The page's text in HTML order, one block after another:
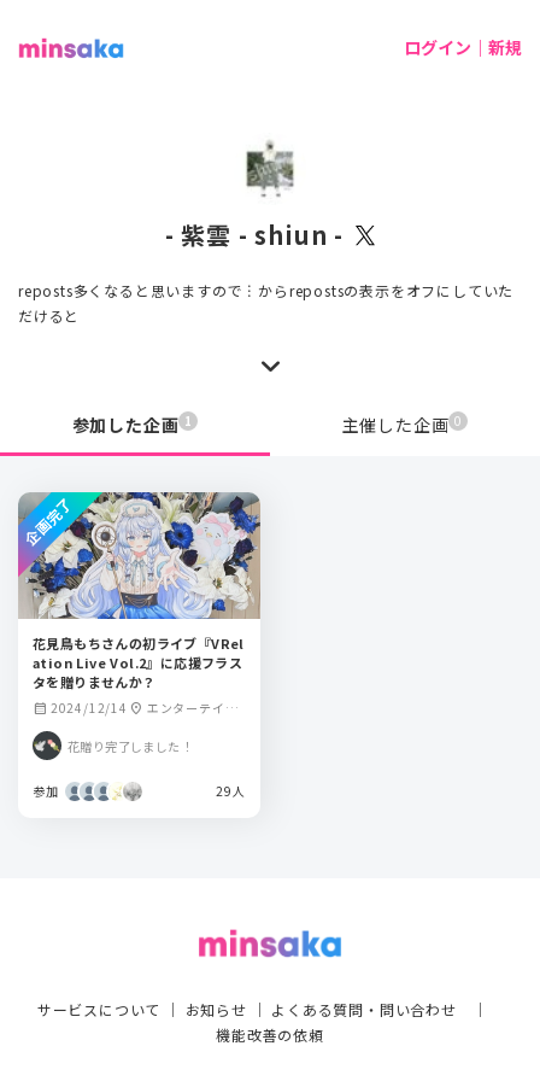
ログイン｜新規
- 紫雲 - shiun -
reposts多くなると思いますので︙からrepostsの表示をオフにしていた
だけると
参加した企画 1 主催した企画 0
花見鳥もちさんの初ライブ『VRel
ation Live Vol.2』に応援フラス
タを贈りませんか？
calendar_month 2024/12/14 location_on エンターテイメ
TION
花贈り完了しました！
参加 29人
企画完了
サービスについて ｜ お知らせ ｜ よくある質問・問い合わせ ｜
機能改善の依頼